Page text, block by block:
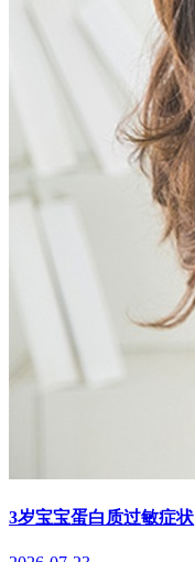
3岁宝宝蛋白质过敏症状